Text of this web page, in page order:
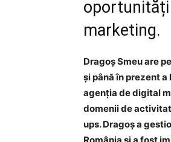
oportunități
marketing.
Dragoș Smeu are
și până în prezent
agenția de digital
domenii de
ups. Dragoș a